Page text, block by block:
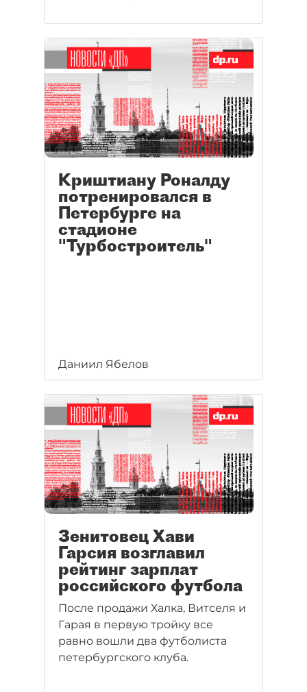
Криштиану Роналду
потренировался в
Петербурге на
стадионе
"Турбостроитель"
Даниил Ябелов
Зенитовец Хави
Гарсия возглавил
рейтинг зарплат
российского футбола
После продажи Халка, Витселя и
Гарая в первую тройку все
равно вошли два футболиста
петербургского клуба.